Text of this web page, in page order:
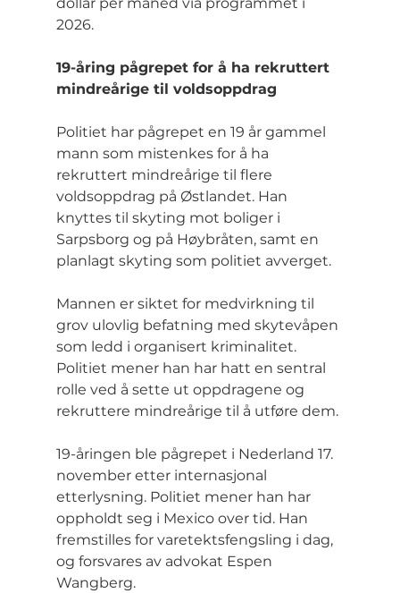
2026.
19-åring pågrepet for å ha rekruttert
mindreårige til voldsoppdrag
Politiet har pågrepet en 19 år gammel
mann som mistenkes for å ha
rekruttert mindreårige til flere
voldsoppdrag på Østlandet. Han
knyttes til skyting mot boliger i
Sarpsborg og på Høybråten, samt en
planlagt skyting som politiet avverget.
Mannen er siktet for medvirkning til
grov ulovlig befatning med skytevåpen
som ledd i organisert kriminalitet.
Politiet mener han har hatt en sentral
rolle ved å sette ut oppdragene og
rekruttere mindreårige til å utføre dem.
19-åringen ble pågrepet i Nederland 17.
november etter internasjonal
etterlysning. Politiet mener han har
oppholdt seg i Mexico over tid. Han
fremstilles for varetektsfengsling i dag,
og forsvares av advokat Espen
Wangberg.